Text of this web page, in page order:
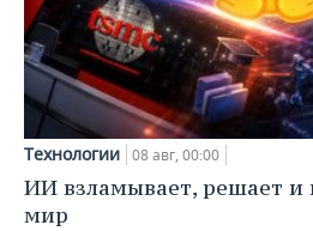
Технологии 08 авг, 00:00
ИИ взламывает, решает и
мир